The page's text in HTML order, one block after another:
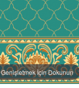
Genişletmek İçin Dokunun